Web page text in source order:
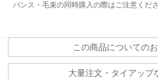
バンス・毛束の同時購入の際はご注意くださ
この商品についての
大量注文・タイアップ